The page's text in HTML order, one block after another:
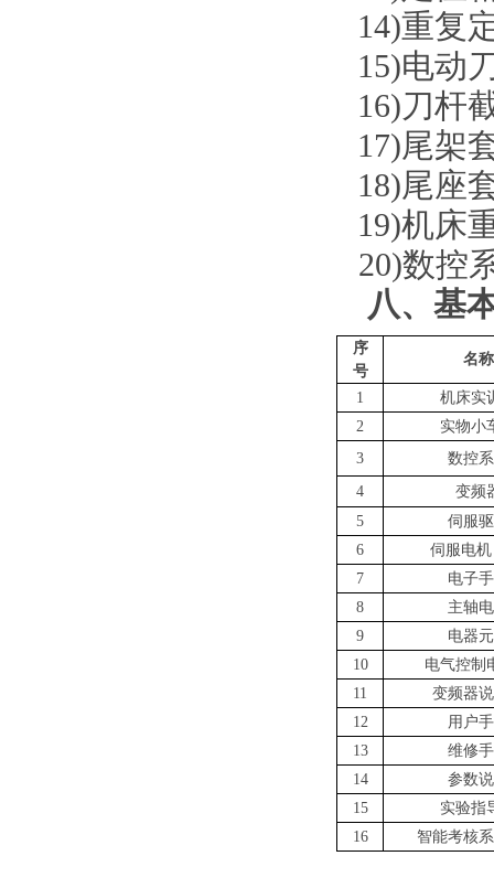
14)重复
15)电动
16)刀杆
17)尾架
18)尾座
19)机床
20)数控
八、基
序
号
名称
1
机床实
2
实物小
3
数控
4
变频
5
伺服
6
伺服电机
7
电子
8
主轴
9
电器
10
电气控制
11
变频器
12
用户
13
维修
14
参数
15
实验指
16
智能考核